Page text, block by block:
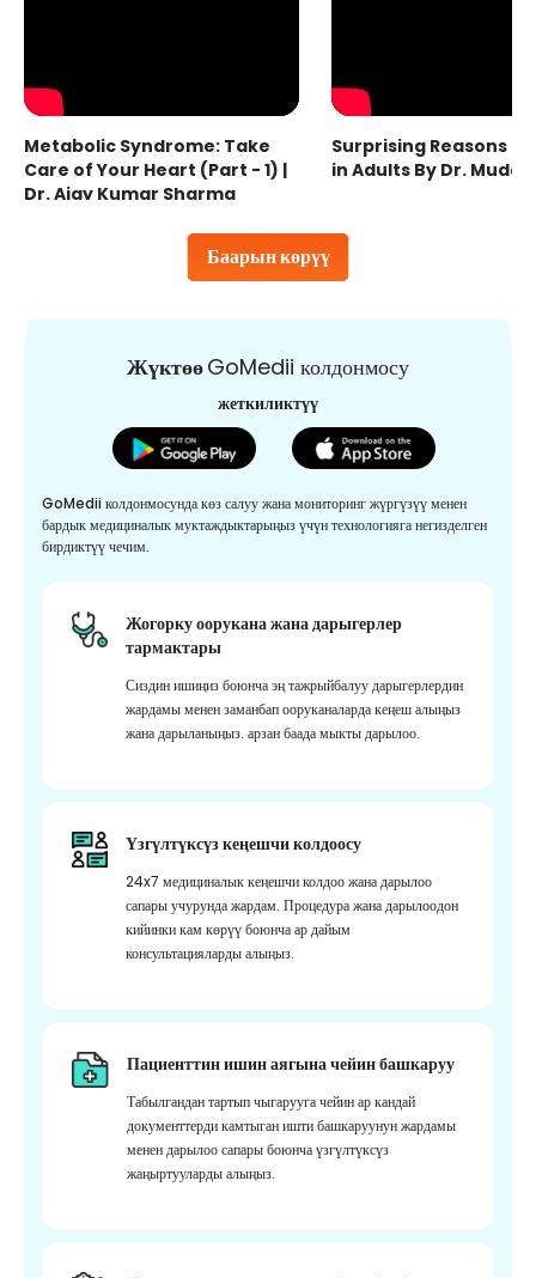
Баарын көрүү
Metabolic Syndrome: Take
Care of Your Heart (Part - 1) |
Dr. Ajay Kumar Sharma
Surprising Reasons
in Adults By Dr.
ЖүктөөGoMedii колдонмосу
жеткиликтүү
GoMedii колдонмосунда көз салуу жана мониторинг жүргүзүү менен
бардык медициналык муктаждыктарыңыз үчүн технологияга негизделген
бирдиктүү чечим.
Жогорку оорукана жана дарыгерлер
тармактары
Сиздин ишиңиз боюнча эң тажрыйбалуу дарыгерлердин
жардамы менен заманбап ооруканаларда кеңеш алыңыз
жана дарыланыңыз. арзан баада мыкты дарылоо.
Үзгүлтүксүз кеңешчи колдоосу
24x7 медициналык кеңешчи колдоо жана дарылоо
сапары учурунда жардам. Процедура жана дарылоодон
кийинки кам көрүү боюнча ар дайым
консультацияларды алыңыз.
Пациенттин ишин аягына чейин башкаруу
Табылгандан тартып чыгарууга чейин ар кандай
документтерди камтыган ишти башкаруунун жардамы
менен дарылоо сапары боюнча үзгүлтүксүз
жаңыртууларды алыңыз.